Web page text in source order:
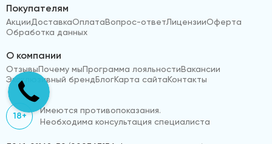
Покупателям
АкцииДоставкаОплатаВопрос-ответЛицензииОферта
Обработка данных
О компании
ОтзывыПочему мыПрограмма лояльностиВакансии
Эксклюзивный брендБлогКарта сайтаКонтакты
18+
Имеются противопоказания.
Необходима консультация специалиста